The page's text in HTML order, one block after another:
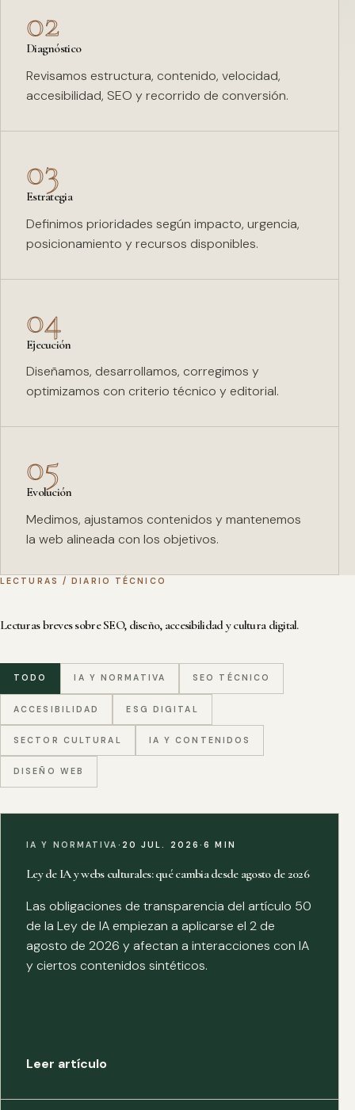
02
Diagnóstico
Revisamos estructura, contenido, velocidad,
accesibilidad, SEO y recorrido de conversión.
03
Estrategia
Definimos prioridades según impacto, urgencia,
posicionamiento y recursos disponibles.
04
Ejecución
Diseñamos, desarrollamos, corregimos y
optimizamos con criterio técnico y editorial.
05
Evolución
Medimos, ajustamos contenidos y mantenemos
la web alineada con los objetivos.
LECTURAS / DIARIO TÉCNICO
Lecturas breves sobre SEO, diseño, accesibilidad y cultura digital.
TODO IA Y NORMATIVA SEO TÉCNICO
ACCESIBILIDAD ESG DIGITAL
SECTOR CULTURAL IA Y CONTENIDOS
DISEÑO WEB
IA Y NORMATIVA · 20 JUL. 2026·6 MIN
Ley de IA y webs culturales: qué cambia desde agosto de 2026
Las obligaciones de transparencia del artículo 50
de la Ley de IA empiezan a aplicarse el 2 de
agosto de 2026 y afectan a interacciones con IA
y ciertos contenidos sintéticos.
Leer artículo